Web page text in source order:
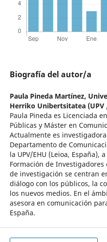
Biografía del autor/a
Paula Pineda Martínez,
Herriko Unibertsitatea (UPV
Paula Pineda es Licenciada
Públicas y Máster en
Actualmente es
Departamento de
la UPV/EHU (Leioa, España),
Formación de Investigadores
de investigación se centran
diálogo con los públicos, la
los nuevos medios. En el
asesora en comunicación
España.